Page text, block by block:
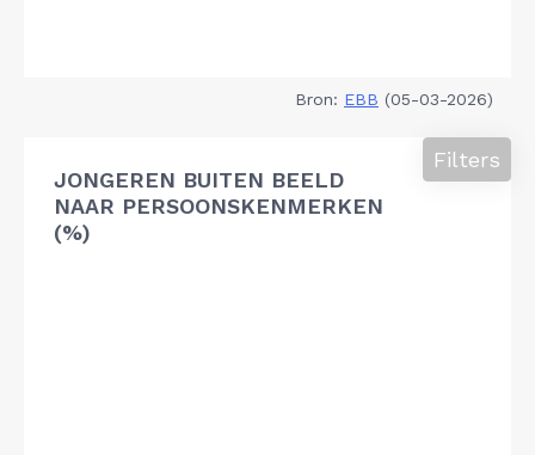
Bron: EBB (05-03-2026)
JONGEREN BUITEN BEELD
NAAR PERSOONSKENMERKEN
(%)
Filters